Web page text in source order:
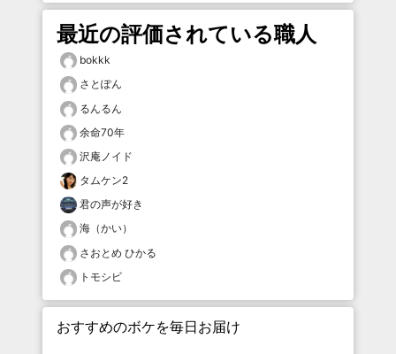
最近の評価されている職人
bokkk
さとぽん
るんるん
余命70年
沢庵ノイド
タムケン2
君の声が好き
海（かい）
さおとめ ひかる
トモシビ
おすすめのボケを毎日お届け